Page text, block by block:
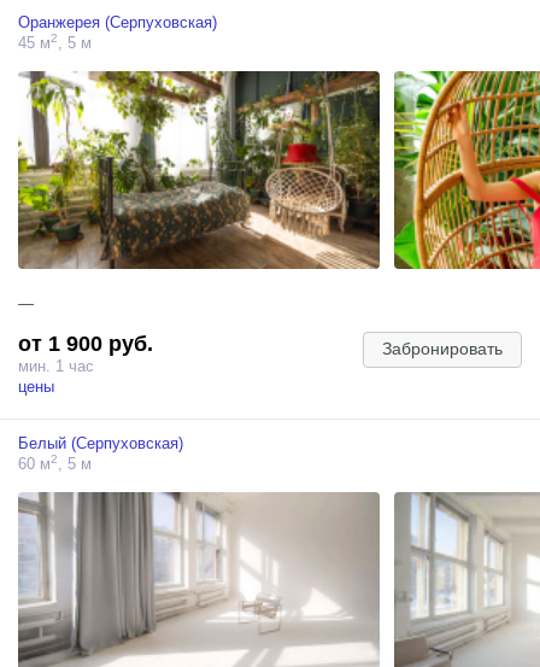
Оранжерея (Серпуховская)
45 м2, 5 м
—
от 1 900 руб.
мин. 1 час
цены
Забронировать
Белый (Серпуховская)
60 м2, 5 м